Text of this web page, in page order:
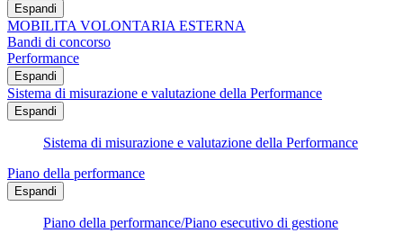
Espandi
MOBILITA VOLONTARIA ESTERNA
Bandi di concorso
Performance
Espandi
Sistema di misurazione e valutazione della Performance
Espandi
Sistema di misurazione e valutazione della Performance
Piano della performance
Espandi
Piano della performance/Piano esecutivo di gestione